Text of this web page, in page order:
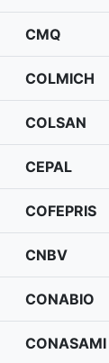
CMQ
COLMICH
COLSAN
CEPAL
COFEPRIS
CNBV
CONABIO
CONASAMI